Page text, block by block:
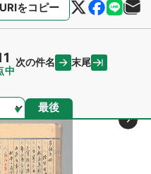
URIをコピー
中
次の件名 末尾
最後